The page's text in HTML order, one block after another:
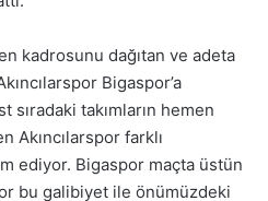
kadrosunu dağıtan ve adeta
Bigaspor’a
takımların hemen
Akıncılarspor farklı
ediyor. Bigaspor maçta üstün
bu galibiyet ile önümüzdeki